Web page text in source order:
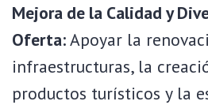
Mejora de la Calidad y
Oferta:Apoyar la
infraestructuras, la
productos turísticos y la